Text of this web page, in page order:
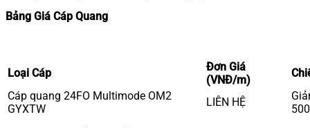
Bảng Giá Cáp Quang
Loại Cáp
Đơn Giá
(VNĐ/m)
Cáp quang 24FO Multimode OM2
GYXTW
LIÊN HỆ